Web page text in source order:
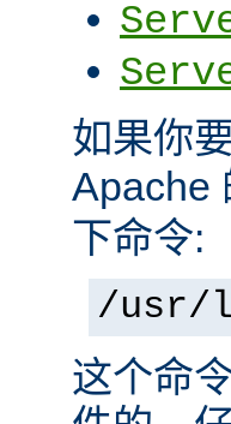
如果你
Apache
下命令:
/usr/
这个命